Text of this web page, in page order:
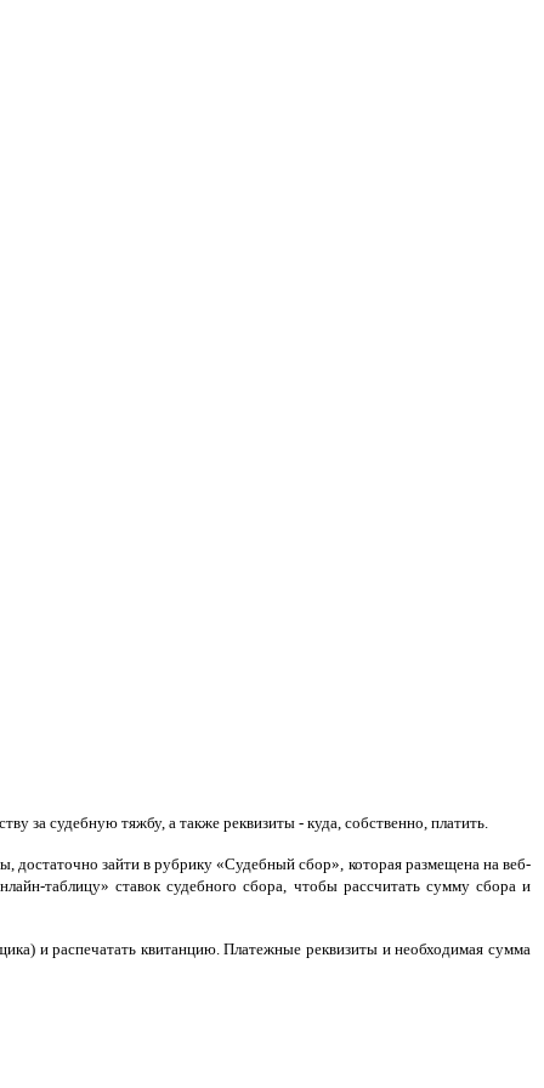
за судебную тяжбу, а также реквизиты - куда, собственно, платить.
достаточно зайти в рубрику «Судебный сбор», которая размещена на веб-
таблицу» ставок судебного сбора, чтобы рассчитать сумму сбора и
и распечатать квитанцию. Платежные реквизиты и необходимая сумма